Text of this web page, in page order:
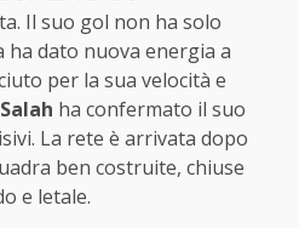
Il suo gol non ha solo
dato nuova energia a
per la sua velocità e
Salah ha confermato il suo
La rete è arrivata dopo
ben costruite, chiuse
e letale.